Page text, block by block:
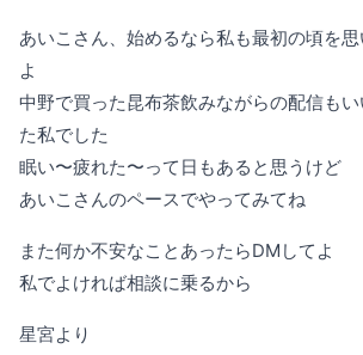
あいこさん、始めるなら私も最初の頃を
よ
中野で買った昆布茶飲みながらの配信も
た私でした
眠い〜疲れた〜って日もあると思うけど
あいこさんのペースでやってみてね
また何か不安なことあったらDMしてよ
私でよければ相談に乗るから
星宮より